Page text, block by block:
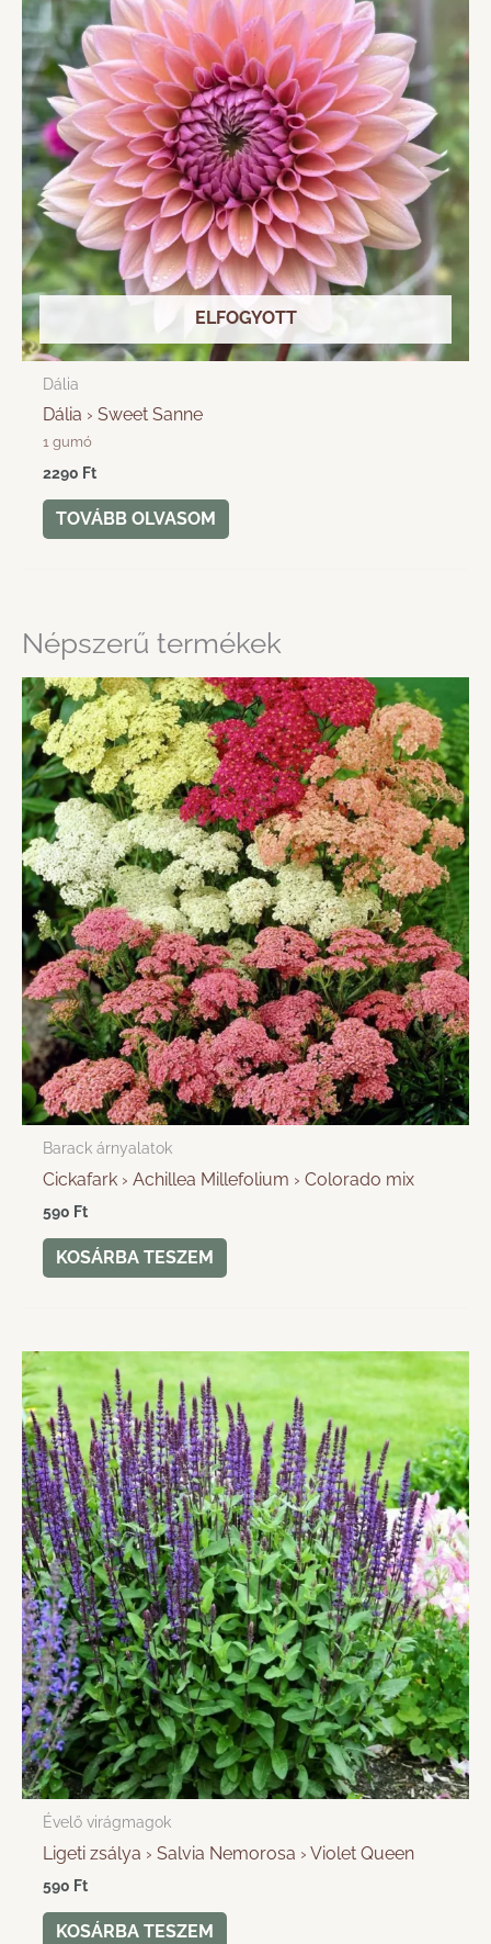
ELFOGYOTT
Dália
Dália › Sweet Sanne
1 gumó
2290 Ft
TOVÁBB OLVASOM
Népszerű termékek
Barack árnyalatok
Cickafark › Achillea Millefolium › Colorado mix
590 Ft
KOSÁRBA TESZEM
Évelő virágmagok
Ligeti zsálya › Salvia Nemorosa › Violet Queen
590 Ft
KOSÁRBA TESZEM